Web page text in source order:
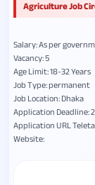
Agriculture Job
Salary: As per
Vacancy: 5
Age Limit: 18-32 Years
Job Type: permanent
Job Location: Dhaka
Application Deadline:
Application URL
Website: